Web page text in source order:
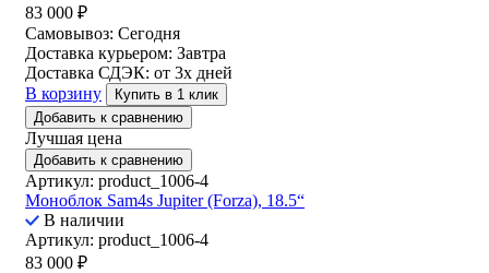
Процессор
Intel Celeron J1900
Intel Celeron N2807
Intel Celeron N3160
Intel J6412(6)
i3-1135G7
83 000 ₽
Самовывоз: Сегодня
Доставка курьером: Завтра
Доставка СДЭК: от 3х дней
В корзину
Купить в 1 клик
Добавить к сравнению
Лучшая цена
Добавить к сравнению
Артикул: product_1006-4
Моноблок Sam4s Jupiter (Forza), 18.5“
В наличии
Артикул: product_1006-4
83 000 ₽